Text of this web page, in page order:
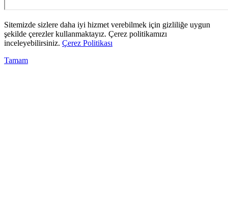
Sitemizde sizlere daha iyi hizmet verebilmek için gizliliğe uygun
şekilde çerezler kullanmaktayız. Çerez politikamızı
inceleyebilirsiniz. Çerez Politikası
Tamam